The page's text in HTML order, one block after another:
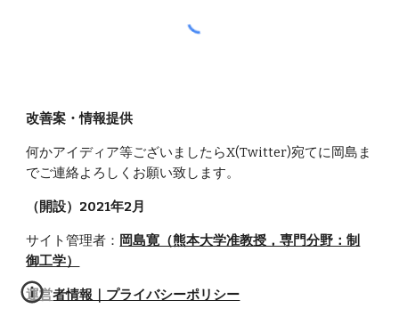
改善案・情報提供
何かアイディア等ございま したらX(Twitter)宛てに岡島ま
でご連絡よろしくお願い致します。
（開設）2021年2月
サイト管理者： 岡島寛（熊本大学准教授，専門分野：制
御工学）
運営者情報｜プライバシーポリシー